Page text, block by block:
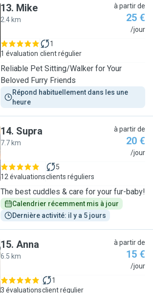
13. Mike
2.4 km
à partir de
25 €
/jour
1 évaluation
1
client régulier
Reliable Pet Sitting/Walker for Your
Beloved Furry Friends
Répond habituellement dans les une
heure
14. Supra
7.7 km
à partir de
20 €
/jour
12 évaluations
5
clients réguliers
The best cuddles & care for your fur-baby!
Calendrier récemment mis à jour
Dernière activité: il y a 5 jours
15. Anna
6.5 km
à partir de
15 €
/jour
3 évaluations
1
client régulier